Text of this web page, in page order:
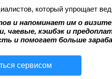
который упрощает
и напоминает им о
чаевые, кэшбэк и
и помогает больше
сервисом